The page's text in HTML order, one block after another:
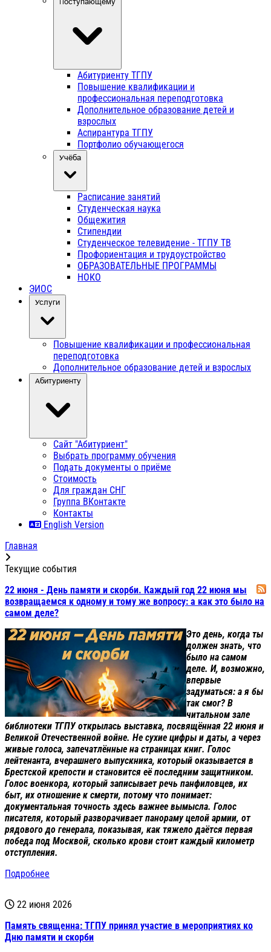
Абитуриенту ТГПУ
Повышение квалификации и
профессиональная переподготовка
Дополнительное образование детей и
взрослых
Аспирантура ТГПУ
Портфолио обучающегося
Учёба
Расписание занятий
Студенческая наука
Общежития
Стипендии
Студенческое телевидение - ТГПУ ТВ
Профориентация и трудоустройство
ОБРАЗОВАТЕЛЬНЫЕ ПРОГРАММЫ
НОКО
ЭИОС
Услуги
Повышение квалификации и профессиональная
переподготовка
Дополнительное образование детей и взрослых
Абитуриенту
Сайт "Абитуриент"
Выбрать программу обучения
Подать документы о приёме
Стоимость
Для граждан СНГ
Группа ВКонтакте
Контакты
English Version
Главная
Текущие события
22 июня - День памяти и скорби. Каждый год 22 июня мы
возвращаемся к одному и тому же вопросу: а как это было на
самом деле?
Это день, когда ты
должен знать, что
было на самом
деле. И, возможно,
впервые
задуматься: а я бы
так смог? В
читальном зале
библиотеки ТГПУ открылась выставка, посвящённая 22 июня и
Великой Отечественной войне. Не сухие цифры и даты, а через
живые голоса, запечатлённые на страницах книг. Голос
лейтенанта, вчерашнего выпускника, который оказывается в
Брестской крепости и становится её последним защитником.
Голос военкора, который записывает речь панфиловцев, их
быт, их отношение к смерти, потому что понимает:
документальная точность здесь важнее вымысла. Голос
писателя, который разворачивает панораму целой армии, от
рядового до генерала, показывая, как тяжело даётся первая
победа под Москвой, сколько крови стоит каждый километр
отступления.
Подробнее
22 июня 2026
Память священна: ТГПУ принял участие в мероприятиях ко
Дню памяти и скорби